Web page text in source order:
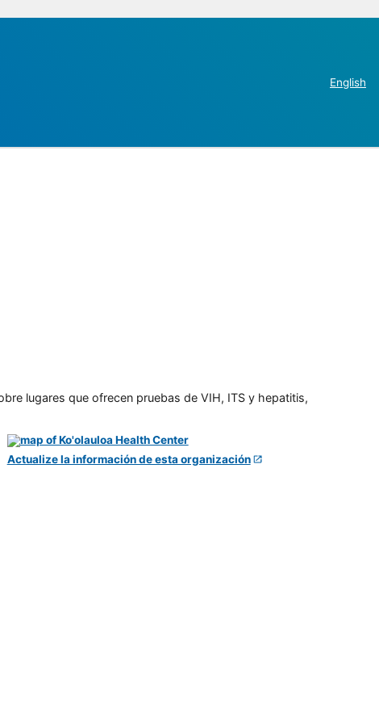
English
lugares que ofrecen pruebas de VIH, ITS y hepatitis,
Actualize la información de esta organización